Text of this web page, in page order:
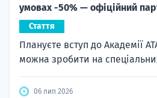
умовах -50% — офіційний
Стаття
Плануєте вступ до Академії
можна зробити на
06 лип 2026